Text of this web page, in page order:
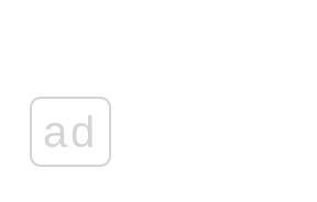
ad